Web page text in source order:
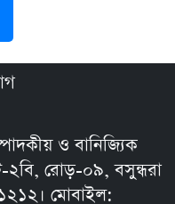
ও বানিজ্যিক
২বি, রোড়-০৯, বসুন্ধরা
মোবাইল: